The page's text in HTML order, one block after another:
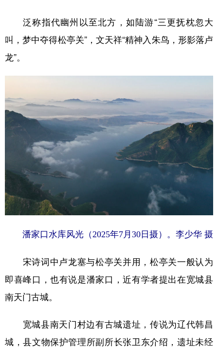
泛称指代幽州以至北方，如陆游“三更抚枕忽大
叫，梦中夺得松亭关”，文天祥“精神入朱鸟，形影落卢
龙”。
潘家口水库风光（2025年7月30日摄）。李少华 摄
宋诗词中卢龙塞与松亭关并用，松亭关一般认为
即喜峰口，也有说是潘家口，近有学者提出在宽城县
南天门古城。
宽城县南天门村边有古城遗址，传说为辽代韩昌
城，县文物保护管理所副所长张卫东介绍，遗址未经